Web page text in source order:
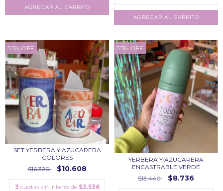
35% OFF
SET YERBERA Y AZUCARERA
COLORES
$16.320
$10.608
3 cuotas sin interés de $3.536
35% OFF
YERBERA Y AZUCARERA
ENCASTRABLE VERDE
$13.440
$8.736